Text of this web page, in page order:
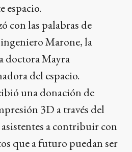
espacio.
con las palabras de
Marone, la
doctora Mayra
del espacio.
una donación de
3D a través del
asistentes a contribuir con
que a futuro puedan ser